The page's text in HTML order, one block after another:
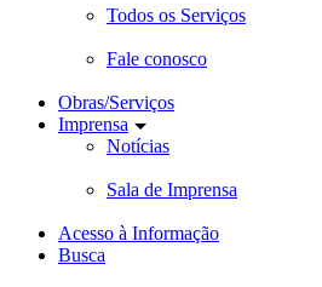
Todos os Serviços
Fale conosco
Obras/Serviços
Imprensa
Notícias
Sala de Imprensa
Acesso à Informação
Busca